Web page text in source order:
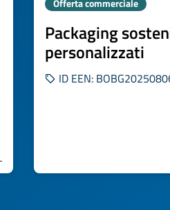
Offerta commerciale
Packaging
personalizzati
ID EEN: